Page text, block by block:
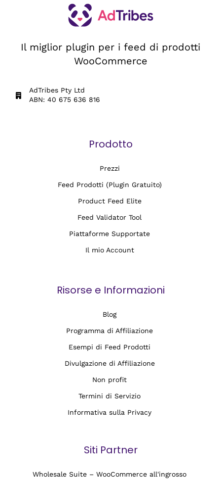
Il miglior plugin per i feed di prodotti
WooCommerce
AdTribes Pty Ltd
ABN: 40 675 636 816
Prodotto
Prezzi
Feed Prodotti (Plugin Gratuito)
Product Feed Elite
Feed Validator Tool
Piattaforme Supportate
Il mio Account
Risorse e Informazioni
Blog
Programma di Affiliazione
Esempi di Feed Prodotti
Divulgazione di Affiliazione
Non profit
Termini di Servizio
Informativa sulla Privacy
Siti Partner
Wholesale Suite – WooCommerce all'ingrosso